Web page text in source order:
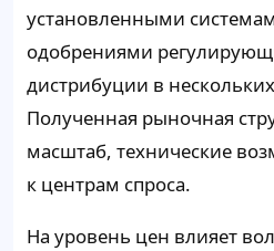
установленными
одобрениями
дистрибуции в
Полученная рыночная
масштаб, технические
к центрам спроса.
На уровень цен влияет